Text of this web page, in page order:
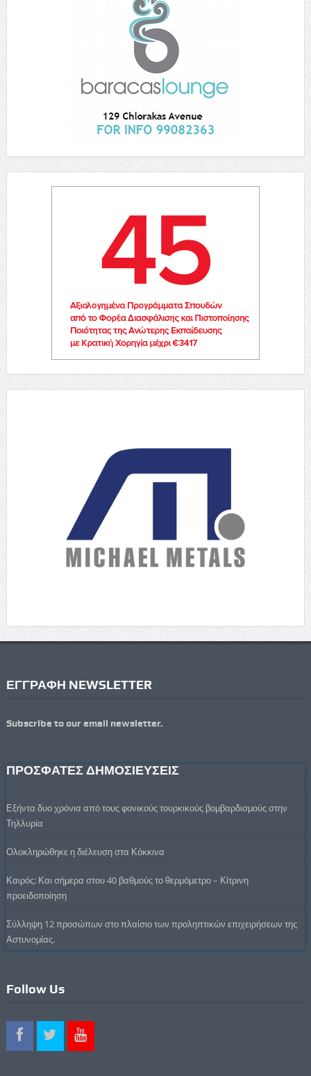
ΕΓΓΡΑΦΗ NEWSLETTER
Subscribe to our email newsletter.
ΠΡΟΣΦΑΤΕΣ ΔΗΜΟΣΙΕΥΣΕΙΣ
Εξήντα δυο χρόνια από τους φονικούς τουρκικούς βομβαρδισμούς στην
Τηλλυρία
Ολοκληρώθηκε η διέλευση στα Κόκκινα
Καιρός: Και σήμερα στου 40 βαθμούς το θερμόμετρο – Κίτρινη
προειδοποίηση
Σύλληψη 12 προσώπων στο πλαίσιο των προληπτικών επιχειρήσεων της
Αστυνομίας.
Follow Us